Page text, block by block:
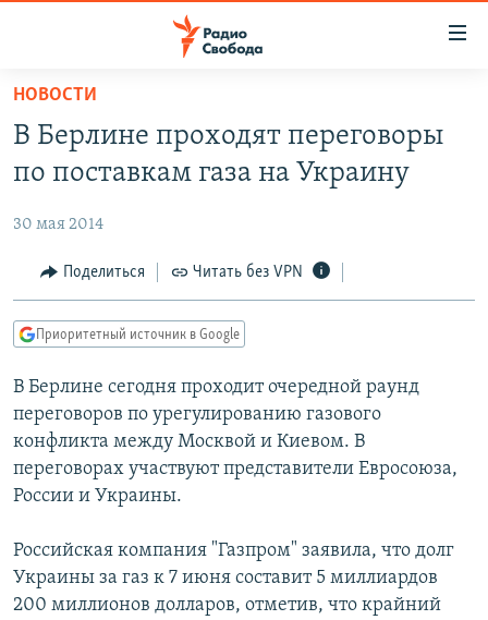
упрощенного
доступа
основному
Вернутся
главной
навигации
Вернутся
поиску
ПОДКАСТЫ
ЦИТАТЫ СВОБОДЫ
МНЕНИЯ
IDEL.РЕАЛИИ
КАВКАЗ.РЕАЛИИ
СЕВЕР.РЕАЛИИ
СИБИРЬ.РЕАЛИИ
РАСПИСАНИЕ ВЕЩАНИЯ
ПОДПИШИТЕСЬ НА РАССЫЛКУ
СОЦИАЛЬНЫЕ СЕТИ
НОВОСТИ
В Берлине проходят переговоры
по поставкам газа на Украину
30 мая 2014
Поделиться Читать без VPN
Приоритетный источник в Google
В Берлине сегодня проходит очередной раунд
переговоров по урегулированию газового
конфликта между Москвой и Киевом. В
переговорах участвуют представители Евросоюза,
России и Украины.
Российская компания "Газпром" заявила, что долг
Украины за газ к 7 июня составит 5 миллиардов
200 миллионов долларов, отметив, что крайний